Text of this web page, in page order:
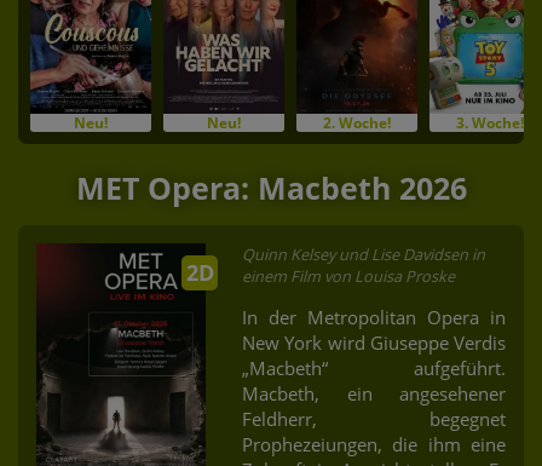
Neu! Neu! 2. Woche! 3. Woche!
MET Opera: Macbeth 2026
2D
Quinn Kelsey und Lise Davidsen in
einem Film von Louisa Proske
In der Metropolitan Opera in
New York wird Giuseppe Verdis
„Macbeth“ aufgeführt.
Macbeth, ein angesehener
Feldherr, begegnet
Prophezeiungen, die ihm eine